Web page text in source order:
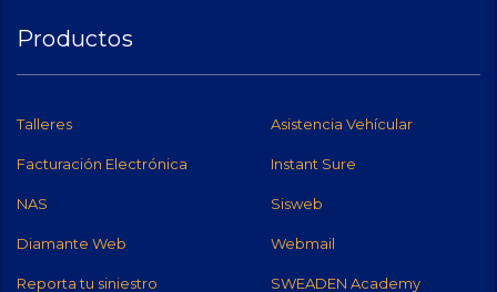
Productos
Talleres Asistencia Vehícular
Facturación Electrónica Instant Sure
NAS Sisweb
Diamante Web Webmail
Reporta tu siniestro SWEADEN Academy